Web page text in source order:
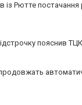
із Рютте
пояснив ТЦК